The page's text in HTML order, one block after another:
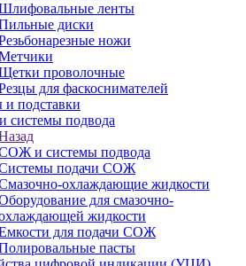
ленты
диски
ножи
проволочные
для фаскоснимателей
подставки
подвода
и системы подвода
подачи СОЖ
охлаждающие жидкости
для смазочно-
жидкости
для подачи СОЖ
пасты